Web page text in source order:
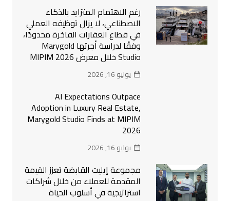
رغم الاهتمام المتزايد بالذكاء
الاصطناعي، لا يزال توظيفه العملي
في قطاع العقارات الفاخرة محدودًا،
وفقًا لدراسة أجرتها Marygold
Studio خلال معرض MIPIM 2026
يوليو 16, 2026
AI Expectations Outpace
Adoption in Luxury Real Estate,
Marygold Studio Finds at MIPIM
2026
يوليو 16, 2026
مجموعة إيليت القابضة تعزز القيمة
المقدمة للعملاء من خلال شراكات
استراتيجية في أسلوب الحياة